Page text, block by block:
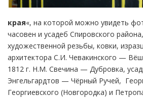
края«, на которой можно увидеть
часовен и усадеб Спировского
художественной резьбы, ковки,
архитектора С.И. Чевакинского —
1812 г. Н.М. Свечина — Дубровка,
Энгельгардтов — Чёрный Ручей,
Георгиевского (Новгородка) и